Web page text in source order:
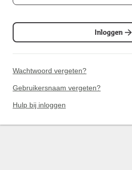
Inloggen
Wachtwoord vergeten?
Gebruikersnaam vergeten?
Hulp bij inloggen